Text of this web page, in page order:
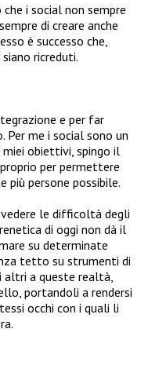
i social non sempre
di creare anche
è successo che,
ricreduti.
e per far
Per me i social sono un
obiettivi, spingo il
per permettere
più persone possibile.
le difficoltà degli
di oggi non dà il
su determinate
tetto su strumenti di
a queste realtà,
portandoli a rendersi
occhi con i quali li